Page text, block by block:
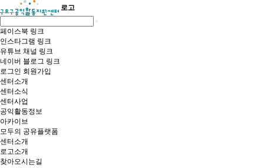
로고
페이스북 링크
인스타그램 링크
유튜브 채널 링크
네이버 블로그 링크
로그인 회원가입
센터소개
센터소식
센터사업
공익활동정보
아카이브
모두의 공유플랫폼
센터소개
로고소개
찾아오시는길